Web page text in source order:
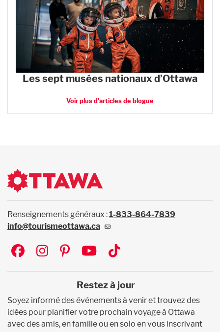
Les sept musées nationaux d’Ottawa
Voir plus d'articles de blogue
Renseignements généraux :1-833-864-7839
info@tourismeottawa.ca
Social
Restez à jour
Soyez informé des événements à venir et trouvez des
idées pour planifier votre prochain voyage à Ottawa
avec des amis, en famille ou en solo en vous inscrivant